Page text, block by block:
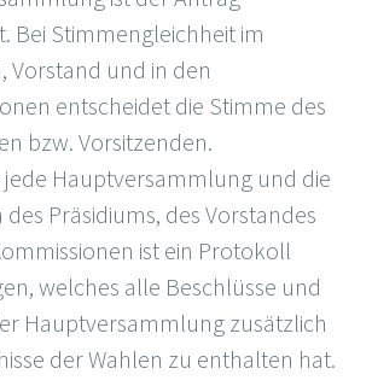
Bei Stimmengleichheit im
Vorstand und in den
entscheidet die Stimme des
bzw. Vorsitzenden.
jede Hauptversammlung und die
Präsidiums, des Vorstandes
ist ein Protokoll
welches alle Beschlüsse und
Hauptversammlung zusätzlich
der Wahlen zu enthalten hat.